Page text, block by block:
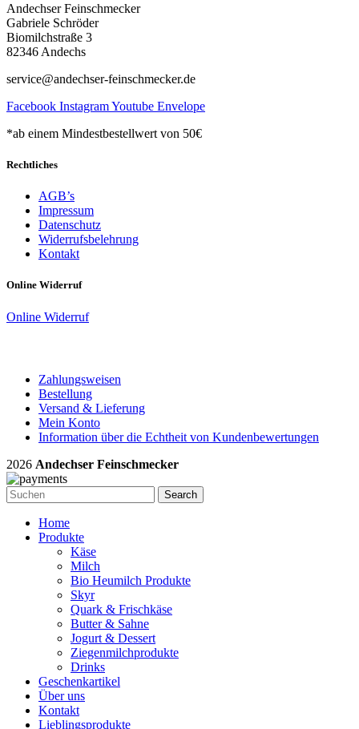
Andechser Feinschmecker
Gabriele Schröder
Biomilchstraße 3
82346 Andechs
service@andechser-feinschmecker.de
Facebook InstagramYoutube Envelope
*ab einem Mindestbestellwert von 50€
Rechtliches
AGB’s
Impressum
Datenschutz
Widerrufsbelehrung
Kontakt
Online Widerruf
Online Widerruf
Zahlungsweisen
Bestellung
Versand & Lieferung
Mein Konto
Information über die Echtheit von Kundenbewertungen
2026 Andechser Feinschmecker
Search
Home
Produkte
Käse
Milch
Bio Heumilch Produkte
Skyr
Quark & Frischkäse
Butter & Sahne
Jogurt & Dessert
Ziegenmilchprodukte
Drinks
Geschenkartikel
Über uns
Kontakt
Lieblingsprodukte